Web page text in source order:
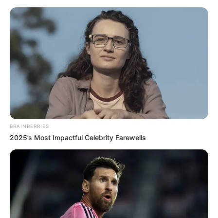
Como Fazer Protetor de Porta de
Papai Noel
BRAINBERRIES
2025’s Most Impactful Celebrity Farewells